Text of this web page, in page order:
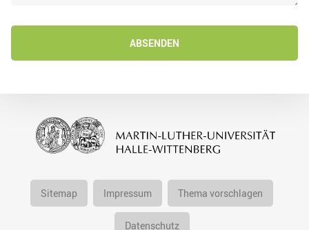
ABSENDEN
Sitemap Impressum Thema vorschlagen
Datenschutz